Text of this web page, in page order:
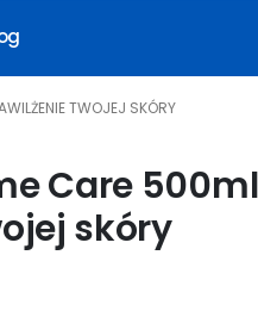
TWOJEJ SKÓRY
Care 500ml
skóry